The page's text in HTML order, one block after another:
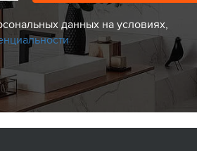
данных на условиях,